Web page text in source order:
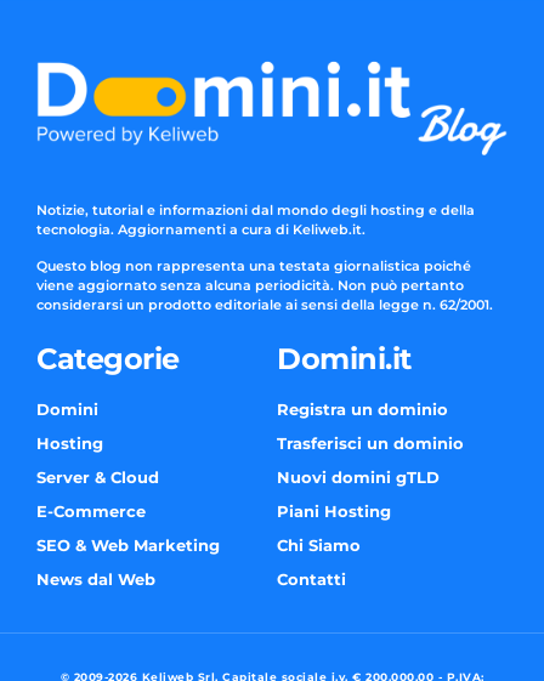
Notizie, tutorial e informazioni dal mondo degli hosting e della
tecnologia. Aggiornamenti a cura di Keliweb.it.
Questo blog non rappresenta una testata giornalistica poiché
viene aggiornato senza alcuna periodicità. Non può pertanto
considerarsi un prodotto editoriale ai sensi della legge n. 62/2001.
Categorie
Domini
Hosting
Server & Cloud
E-Commerce
SEO & Web Marketing
News dal Web
Domini.it
Registra un dominio
Trasferisci un dominio
Nuovi domini gTLD
Piani Hosting
Chi Siamo
Contatti
© 2009-2026 Keliweb Srl, Capitale sociale i.v. € 200.000,00 - P.IVA: